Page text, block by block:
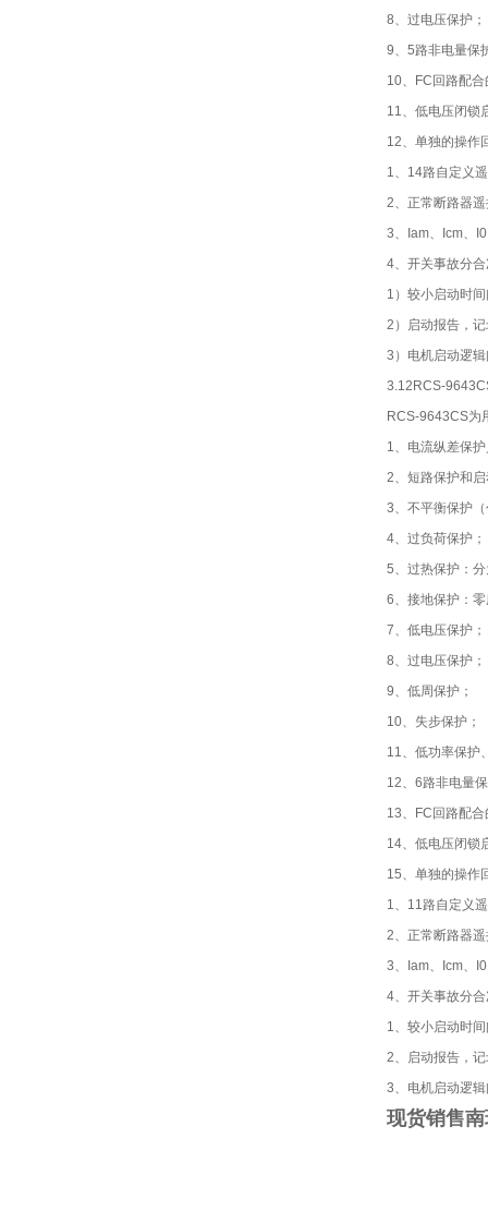
8、过电压保护；
9、5路非电量保
10、FC回路配
11、低电压闭锁
12、单独的操作
1、14路自定义
2、正常断路器
3、Iam、Icm、
4、开关事故分
1）较小启动时
2）启动报告，
3）电机启动逻
3.12RCS-
RCS-9643CS为
1、电流纵差保
2、短路保护和
3、不平衡保护
4、过负荷保护；
5、过热保护：
6、接地保护：
7、低电压保护；
8、过电压保护；
9、低周保护；
10、失步保护；
11、低功率保护
12、6路非电量
13、FC回路配
14、低电压闭锁
15、单独的操作
1、11路自定义
2、正常断路器
3、Iam、Icm、
4、开关事故分
1、较小启动时
2、启动报告，
3、电机启动逻
现货销售